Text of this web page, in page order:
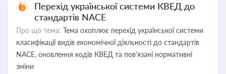
Перехід української системи КВЕД до
стандартів NACE
Про що тема: Тема охоплює перехід української системи
класифікації видів економічної діяльності до стандартів
NACE, оновлення кодів КВЕД та пов'язані нормативні
зміни